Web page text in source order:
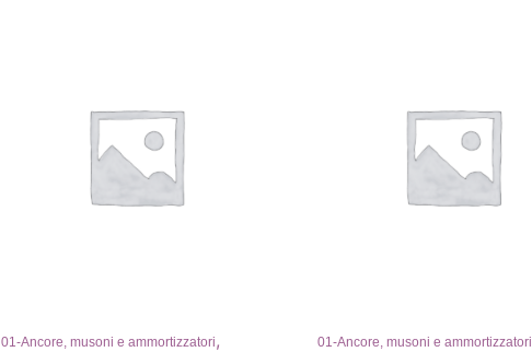
01-Ancore, musoni e ammortizzatori, 01-Ancore, musoni e ammortizzatori